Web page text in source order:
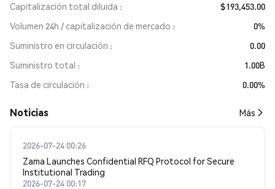
Capitalización total diluida
$193,453.00
Volumen 24h / capitalización de mercado
0%
Suministro en circulación
0.00
Suministro total
1.00B
Tasa de circulación
0.00%
Noticias Más
2026-07-24 00:26
Zama Launches Confidential RFQ Protocol for Secure
Institutional Trading
2026-07-24 00:17